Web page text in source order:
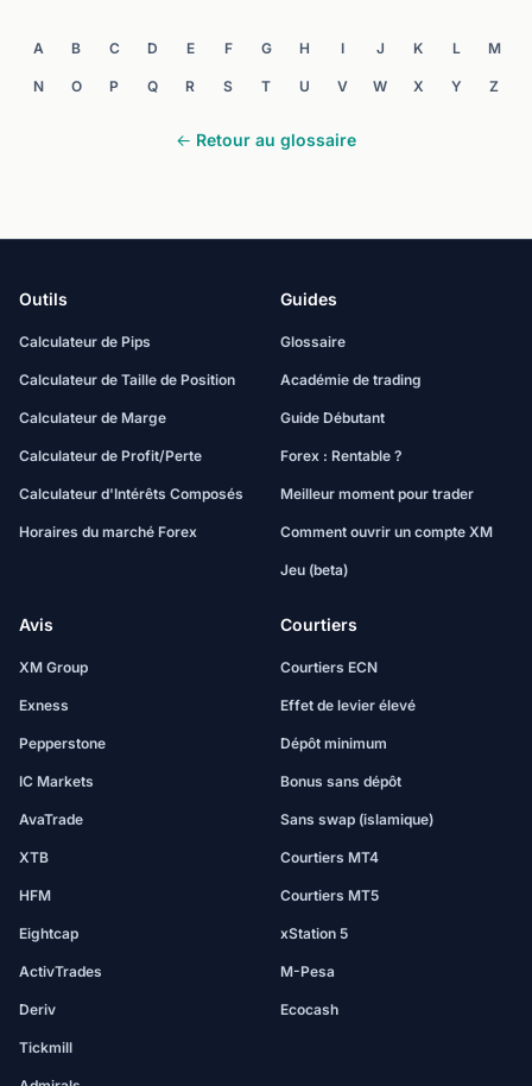
A B C D E F G H I J K L M
N O P Q R S T U V W X Y Z
← Retour au glossaire
Outils
Calculateur de Pips
Calculateur de Taille de Position
Calculateur de Marge
Calculateur de Profit/Perte
Calculateur d'Intérêts Composés
Horaires du marché Forex
Guides
Glossaire
Académie de trading
Guide Débutant
Forex : Rentable ?
Meilleur moment pour trader
Comment ouvrir un compte XM
Jeu (beta)
Avis
XM Group
Exness
Pepperstone
IC Markets
AvaTrade
XTB
HFM
Eightcap
ActivTrades
Deriv
Tickmill
Courtiers
Courtiers ECN
Effet de levier élevé
Dépôt minimum
Bonus sans dépôt
Sans swap (islamique)
Courtiers MT4
Courtiers MT5
xStation 5
M-Pesa
Ecocash